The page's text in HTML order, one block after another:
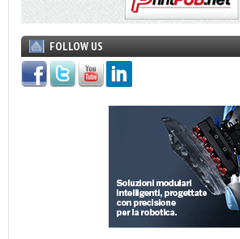
FOLLOW US